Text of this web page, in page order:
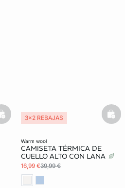
basketfull
warm wool
CAMISETA TÉRMICA DE
CUELLO ALTO CON LANA
16,99 €39,99 €
3x2 REBAJAS